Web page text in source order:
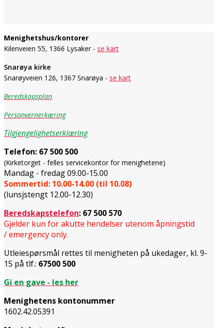
Menighetshus/kontorer
Kilenveien 55, 1366 Lysaker - se kart
Snarøya kirke
Snarøyveien 126, 1367 Snarøya - se kart
Beredskapsplan
Personvernerkæring
Tilgjengelighetserklæring
Telefon: 67 500 500
(Kirketorget - felles servicekontor for menighetene)
Mandag - fredag 09.00-15.00
Sommertid: 10.00-14.00 (til 10.08)
(lunsjstengt 12.00-12.30)
Beredskapstelefon: 67 500 570
Gjelder kun for akutte hendelser utenom åpningstid
/ emergency only.
Utleiespørsmål rettes til menigheten på ukedager, kl. 9-
15 på tlf.: 67500 500
Gi en gave - les her
Menighetens kontonummer
1602.42.05391